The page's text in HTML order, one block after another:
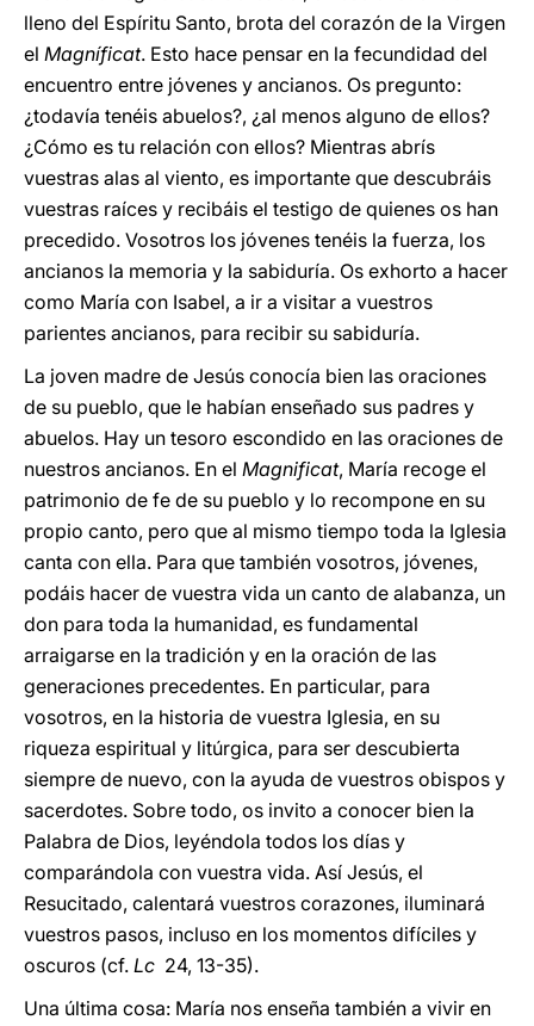
lleno del Espíritu Santo, brota del corazón de la Virgen
el Magníficat. Esto hace pensar en la fecundidad del
encuentro entre jóvenes y ancianos. Os pregunto:
¿todavía tenéis abuelos?, ¿al menos alguno de ellos?
¿Cómo es tu relación con ellos? Mientras abrís
vuestras alas al viento, es importante que descubráis
vuestras raíces y recibáis el testigo de quienes os han
precedido. Vosotros los jóvenes tenéis la fuerza, los
ancianos la memoria y la sabiduría. Os exhorto a hacer
como María con Isabel, a ir a visitar a vuestros
parientes ancianos, para recibir su sabiduría.
La joven madre de Jesús conocía bien las oraciones
de su pueblo, que le habían enseñado sus padres y
abuelos. Hay un tesoro escondido en las oraciones de
nuestros ancianos. En el Magnificat, María recoge el
patrimonio de fe de su pueblo y lo recompone en su
propio canto, pero que al mismo tiempo toda la Iglesia
canta con ella. Para que también vosotros, jóvenes,
podáis hacer de vuestra vida un canto de alabanza, un
don para toda la humanidad, es fundamental
arraigarse en la tradición y en la oración de las
generaciones precedentes. En particular, para
vosotros, en la historia de vuestra Iglesia, en su
riqueza espiritual y litúrgica, para ser descubierta
siempre de nuevo, con la ayuda de vuestros obispos y
sacerdotes. Sobre todo, os invito a conocer bien la
Palabra de Dios, leyéndola todos los días y
comparándola con vuestra vida. Así Jesús, el
Resucitado, calentará vuestros corazones, iluminará
vuestros pasos, incluso en los momentos difíciles y
oscuros (cf. Lc 24, 13-35).
Una última cosa: María nos enseña también a vivir en